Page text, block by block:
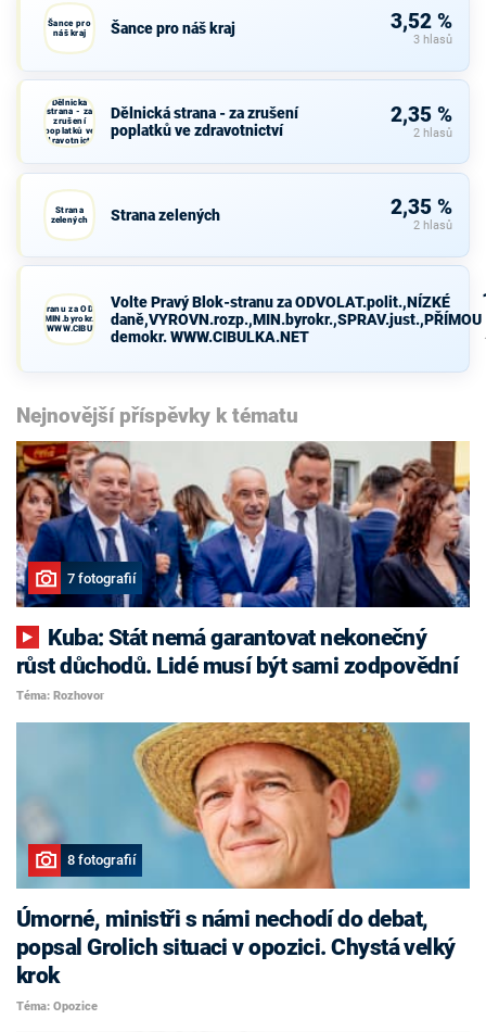
Šance pro
náš kraj
Šance pro náš kraj 3,52 %
3 hlasů
Dělnická
strana - za
zrušení
poplatků ve
zdravotnictví
Dělnická strana - za zrušení
poplatků ve zdravotnictví
2,35 %
2 hlasů
Strana
zelených
Strana zelených 2,35 %
2 hlasů
Blok-stranu za ODVOLAT.polit.,NÍZKÉ
demokr. WWW.CIBULKA.NET
Volte Pravý Blok-stranu za ODVOLAT.polit.,NÍZKÉ
daně,VYROVN.rozp.,MIN.byrokr.,SPRAV.just.,PŘÍMOU
demokr. WWW.CIBULKA.NET
Nejnovější příspěvky k tématu
7 fotografií
růst důchodů. Lidé musí být sami zodpovědní
Téma: Rozhovor
8 fotografií
Úmorné, ministři s námi nechodí do debat,
popsal Grolich situaci v opozici. Chystá velký
krok
Téma: Opozice